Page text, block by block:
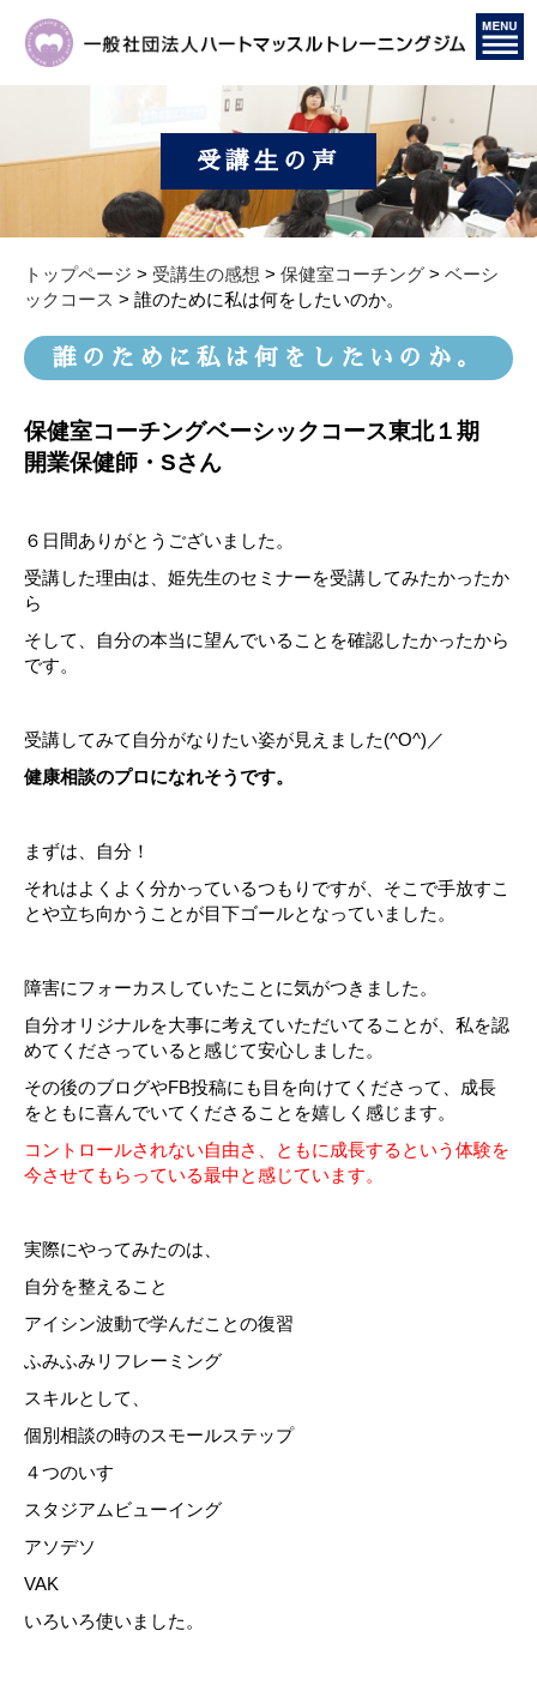
受講生の声
トップページ > 受講生の感想 > 保健室コーチング > ベーシ
ックコース > 誰のために私は何をしたいのか。
誰のために私は何をしたいのか。
保健室コーチングベーシックコース東北１期
開業保健師・Sさん
６日間ありがとうございました。
受講した理由は、姫先生のセミナーを受講してみたかったか
ら
そして、自分の本当に望んでいることを確認したかったから
です。
受講してみて自分がなりたい姿が見えました(^O^)／
健康相談のプロになれそうです。
まずは、自分！
それはよくよく分かっているつもりですが、そこで手放すこ
とや立ち向かうことが目下ゴールとなっていました。
障害にフォーカスしていたことに気がつきました。
自分オリジナルを大事に考えていただいてることが、私を認
めてくださっていると感じて安心しました。
その後のブログやFB投稿にも目を向けてくださって、成長
をともに喜んでいてくださることを嬉しく感じます。
コントロールされない自由さ、ともに成長するという体験を
今させてもらっている最中と感じています。
実際にやってみたのは、
自分を整えること
アイシン波動で学んだことの復習
ふみふみリフレーミング
スキルとして、
個別相談の時のスモールステップ
４つのいす
スタジアムビューイング
アソデソ
VAK
いろいろ使いました。